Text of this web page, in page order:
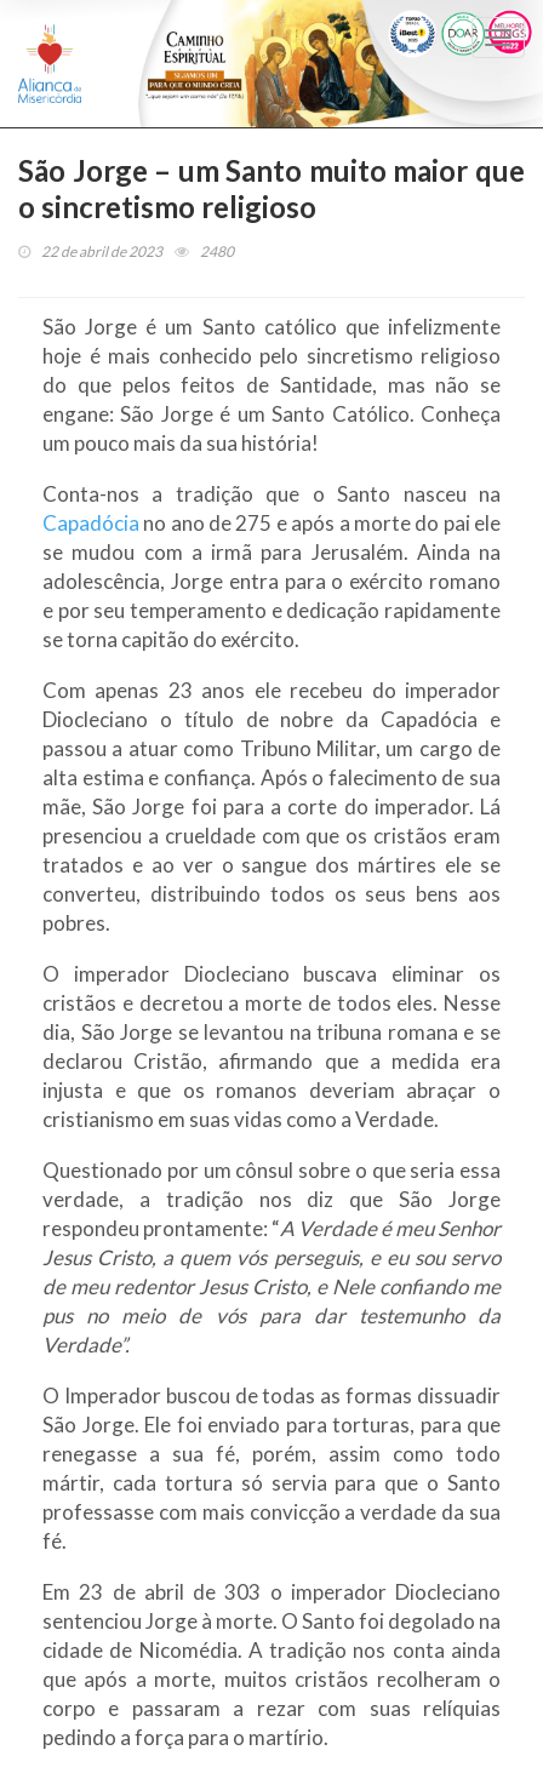
São Jorge – um Santo muito maior que
o sincretismo religioso
22 de abril de 2023 2480
São Jorge é um Santo católico que infelizmente
hoje é mais conhecido pelo sincretismo religioso
do que pelos feitos de Santidade, mas não se
engane: São Jorge é um Santo Católico. Conheça
um pouco mais da sua história!
Conta-nos a tradição que o Santo nasceu na
Capadócia no ano de 275 e após a morte do pai ele
se mudou com a irmã para Jerusalém. Ainda na
adolescência, Jorge entra para o exército romano
e por seu temperamento e dedicação rapidamente
se torna capitão do exército.
Com apenas 23 anos ele recebeu do imperador
Diocleciano o título de nobre da Capadócia e
passou a atuar como Tribuno Militar, um cargo de
alta estima e confiança. Após o falecimento de sua
mãe, São Jorge foi para a corte do imperador. Lá
presenciou a crueldade com que os cristãos eram
tratados e ao ver o sangue dos mártires ele se
converteu, distribuindo todos os seus bens aos
pobres.
O imperador Diocleciano buscava eliminar os
cristãos e decretou a morte de todos eles. Nesse
dia, São Jorge se levantou na tribuna romana e se
declarou Cristão, afirmando que a medida era
injusta e que os romanos deveriam abraçar o
cristianismo em suas vidas como a Verdade.
Questionado por um cônsul sobre o que seria essa
verdade, a tradição nos diz que São Jorge
respondeu prontamente: “A Verdade é meu Senhor
Jesus Cristo, a quem vós perseguis, e eu sou servo
de meu redentor Jesus Cristo, e Nele confiando me
pus no meio de vós para dar testemunho da
Verdade”.
O Imperador buscou de todas as formas dissuadir
São Jorge. Ele foi enviado para torturas, para que
renegasse a sua fé, porém, assim como todo
mártir, cada tortura só servia para que o Santo
professasse com mais convicção a verdade da sua
fé.
Em 23 de abril de 303 o imperador Diocleciano
sentenciou Jorge à morte. O Santo foi degolado na
cidade de Nicomédia. A tradição nos conta ainda
que após a morte, muitos cristãos recolheram o
corpo e passaram a rezar com suas relíquias
pedindo a força para o martírio.